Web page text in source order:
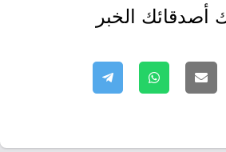
أصدقائك الخبر